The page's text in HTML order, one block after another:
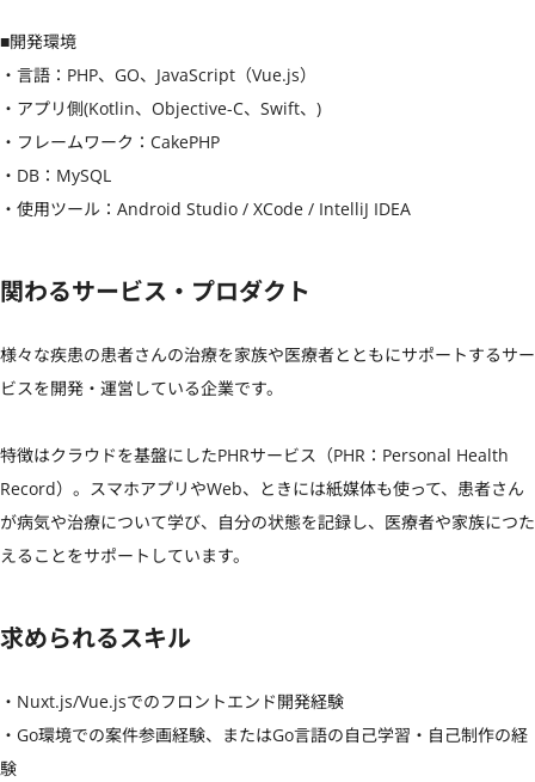
■開発環境
・言語：PHP、GO、JavaScript（Vue.js）
・アプリ側(Kotlin、Objective-C、Swift、)
・フレームワーク：CakePHP
・DB：MySQL
・使用ツール：Android Studio / XCode / IntelliJ IDEA
関わるサービス・プロダクト
様々な疾患の患者さんの治療を家族や医療者とともにサポートするサー
ビスを開発・運営している企業です。
特徴はクラウドを基盤にしたPHRサービス（PHR：Personal Health
Record）。スマホアプリやWeb、ときには紙媒体も使って、患者さん
が病気や治療について学び、自分の状態を記録し、医療者や家族につた
えることをサポートしています。
求められるスキル
・Nuxt.js/Vue.jsでのフロントエンド開発経験
・Go環境での案件参画経験、またはGo言語の自己学習・自己制作の経
験